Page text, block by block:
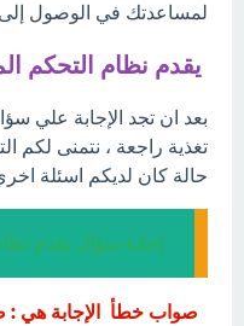
لمساعدتك في الوصول إلى
يقدم نظام التحكم
بعد ان تجد الإجابة علي
تغذية راجعة ، نتمنى لكم
حالة كان لديكم اسئلة
إجابة سؤال يقدم
صواب خطأ الإجابة هي